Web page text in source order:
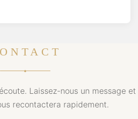
Laissez-nous un message et
recontactera rapidement.